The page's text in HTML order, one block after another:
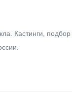
Кастинги, подбор